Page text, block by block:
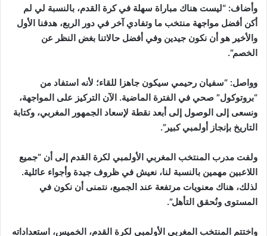
وأضاف: “ليست هناك مباراة سهلة في كرة القدم، بالنسبة لي لم
أكن أفضل مواجهة منتخب ما وتفادي آخر في دور الربع، هدفنا الأول
والأخير هو أن نكون جيدين وفي أفضل حالاتنا بغض النظر عن
الخصم”.
وواصل: “سفيان رحيمي سيكون جاهزا للقاء؛ لأنه استفاد من
“بروتوكول” صحي في الفترة الماضية. الآن التركيز على المواجهة،
ونسعى إلى الوصول إلى أبعد نقطة لإسعاد الجمهور المغربي، وكتابة
التاريخ بإنجاز أولمبي كبير”.
ولفت مدرب المنتخب المغربي الأولمبي لكرة القدم إلى أن “جميع
اللاعبين مهمين بالنسبة لنا، نعيش في ظروف جيدة وأجواء عائلية.
لذلك، هناك معنويات مرتفعة عند الجميع، نتمنى أن نكون في
المستوى ونُحقق التأهل”.
واختتم المنتخب المغربي الأولمبي لكرة القدم، الخميس، استعداداته